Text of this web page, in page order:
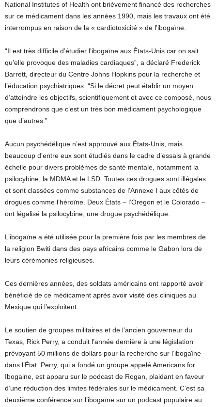
National Institutes of Health ont brièvement financé des recherches
sur ce médicament dans les années 1990, mais les travaux ont été
interrompus en raison de la « cardiotoxicité » de l’ibogaïne.
“Il est très difficile d’étudier l’ibogaïne aux États-Unis car on sait
qu’elle provoque des maladies cardiaques”, a déclaré Frederick
Barrett, directeur du Centre Johns Hopkins pour la recherche et
l’éducation psychiatriques. “Si le décret peut établir un moyen
d’atteindre les objectifs, scientifiquement et avec ce composé, nous
comprendrons que c’est un très bon médicament psychologique
que d’autres.”
Aucun psychédélique n’est approuvé aux États-Unis, mais
beaucoup d’entre eux sont étudiés dans le cadre d’essais à grande
échelle pour divers problèmes de santé mentale, notamment la
psilocybine, la MDMA et le LSD. Toutes ces drogues sont illégales
et sont classées comme substances de l’Annexe I aux côtés de
drogues comme l’héroïne. Deux États – l’Oregon et le Colorado –
ont légalisé la psilocybine, une drogue psychédélique.
L’ibogaïne a été utilisée pour la première fois par les membres de
la religion Bwiti dans des pays africains comme le Gabon lors de
leurs cérémonies religieuses.
Ces dernières années, des soldats américains ont rapporté avoir
bénéficié de ce médicament après avoir visité des cliniques au
Mexique qui l’exploitent.
Le soutien de groupes militaires et de l’ancien gouverneur du
Texas, Rick Perry, a conduit l’année dernière à une législation
prévoyant 50 millions de dollars pour la recherche sur l’ibogaïne
dans l’État. Perry, qui a fondé un groupe appelé Americans for
Ibogaine, est apparu sur le podcast de Rogan, plaidant en faveur
d’une réduction des limites fédérales sur le médicament. C’est sa
deuxième conférence sur l’ibogaïne sur un podcast populaire au